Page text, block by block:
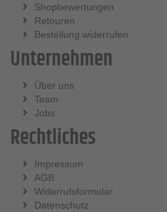
Shopbewertungen
Retouren
Bestellung widerrufen
Unternehmen
Über uns
Team
Jobs
Rechtliches
Impressum
AGB
Widerrufsformular
Datenschutz